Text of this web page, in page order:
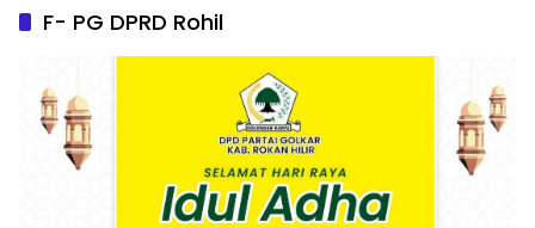
F- PG DPRD Rohil